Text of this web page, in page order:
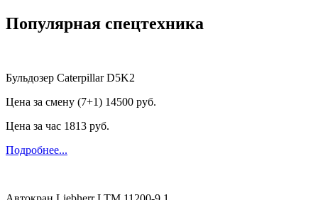
Популярная спецтехника
Бульдозер Caterpillar D5K2
Цена за смену (7+1) 14500 руб.
Цена за час 1813 руб.
Подробнее...